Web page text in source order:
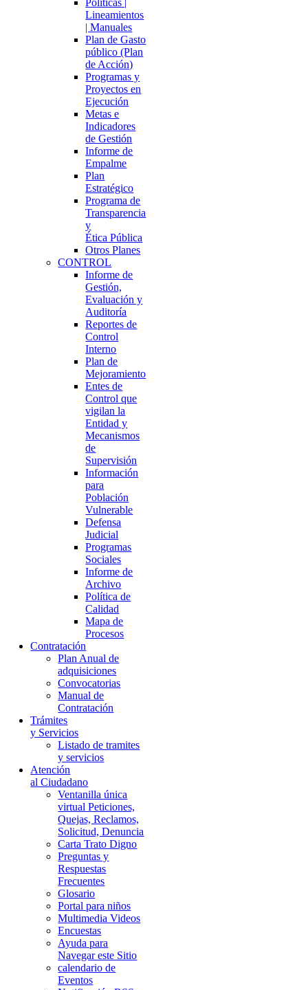
Políticas |
Lineamientos
| Manuales
Plan de Gasto
público (Plan
de Acción)
Programas y
Proyectos en
Ejecución
Metas e
Indicadores
de Gestión
Informe de
Empalme
Plan
Estratégico
Programa de
Transparencia
y
Ética Pública
Otros Planes
CONTROL
Informe de
Gestión,
Evaluación y
Auditoría
Reportes de
Control
Interno
Plan de
Mejoramiento
Entes de
Control que
vigilan la
Entidad y
Mecanismos
de
Supervisión
Información
para
Población
Vulnerable
Defensa
Judicial
Programas
Sociales
Informe de
Archivo
Política de
Calidad
Mapa de
Procesos
Contratación
Plan Anual de
adquisiciones
Convocatorias
Manual de
Contratación
Trámites
y Servicios
Listado de tramites
y servicios
Atención
al Ciudadano
Ventanilla única
virtual Peticiones,
Quejas, Reclamos,
Solicitud, Denuncia
Carta Trato Digno
Preguntas y
Respuestas
Frecuentes
Glosario
Portal para niños
Multimedia Videos
Encuestas
Ayuda para
Navegar este Sitio
calendario de
Eventos